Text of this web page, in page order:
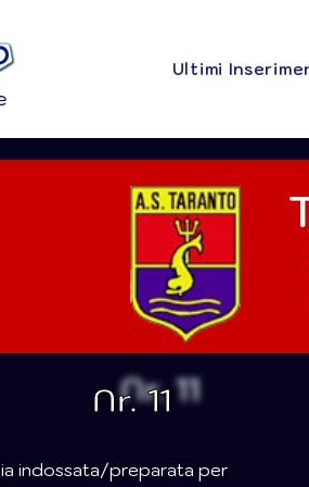
Ultimi
Nr. 11
indossata/preparata per